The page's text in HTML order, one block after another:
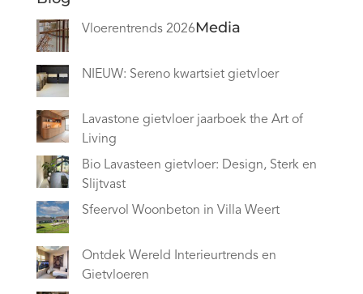
Vloerentrends 2026
NIEUW: Sereno kwartsiet gietvloer
Lavastone gietvloer jaarboek the Art of
Living
Bio Lavasteen gietvloer: Design, Sterk en
Slijtvast
Sfeervol Woonbeton in Villa Weert
Ontdek Wereld Interieurtrends en
Gietvloeren
Media